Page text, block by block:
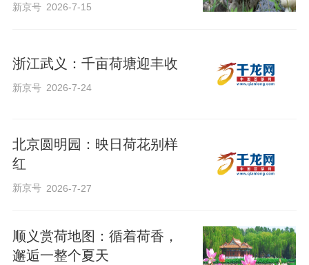
当今夏的暑气开始在空气中蒸腾
被时光偏爱的秘境
池塘里的荷花便映入了眼帘
新京号 2026-7-15
浙江武义：千亩荷塘迎丰收
新京号 2026-7-24
北京圆明园：映日荷花别样
红
新京号 2026-7-27
顺义赏荷地图：循着荷香，
邂逅一整个夏天